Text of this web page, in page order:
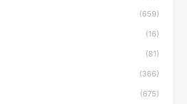
(659)
(16)
(81)
(366)
(675)